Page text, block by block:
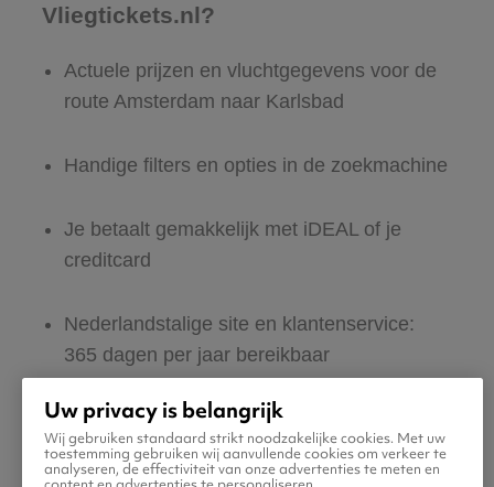
Vliegtickets.nl?
Actuele prijzen en vluchtgegevens voor de
route Amsterdam naar Karlsbad
Handige filters en opties in de zoekmachine
Je betaalt gemakkelijk met iDEAL of je
creditcard
Nederlandstalige site en klantenservice:
365 dagen per jaar bereikbaar
Zeker van veilig boeken en betalen
Boek ook direct een hotel of huurauto voor
Uw privacy is belangrijk
Wij gebruiken standaard strikt noodzakelijke cookies. Met uw
toestemming gebruiken wij aanvullende cookies om verkeer te
analyseren, de effectiviteit van onze advertenties te meten en